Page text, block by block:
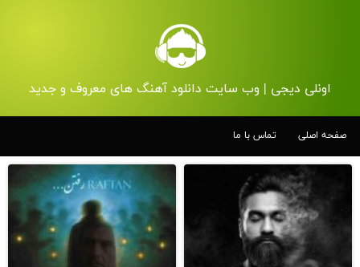
اونلی دیجی | وب سایت دانلود آهنگ های معروف و جدید
صفحه اصلی تماس با ما